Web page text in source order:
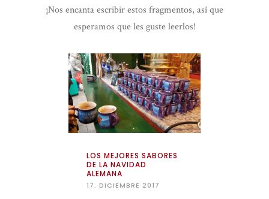
¡Nos encanta escribir estos fragmentos, así que
esperamos que les guste leerlos!
LOS MEJORES SABORES
DE LA NAVIDAD
ALEMANA
17. DICIEMBRE 2017